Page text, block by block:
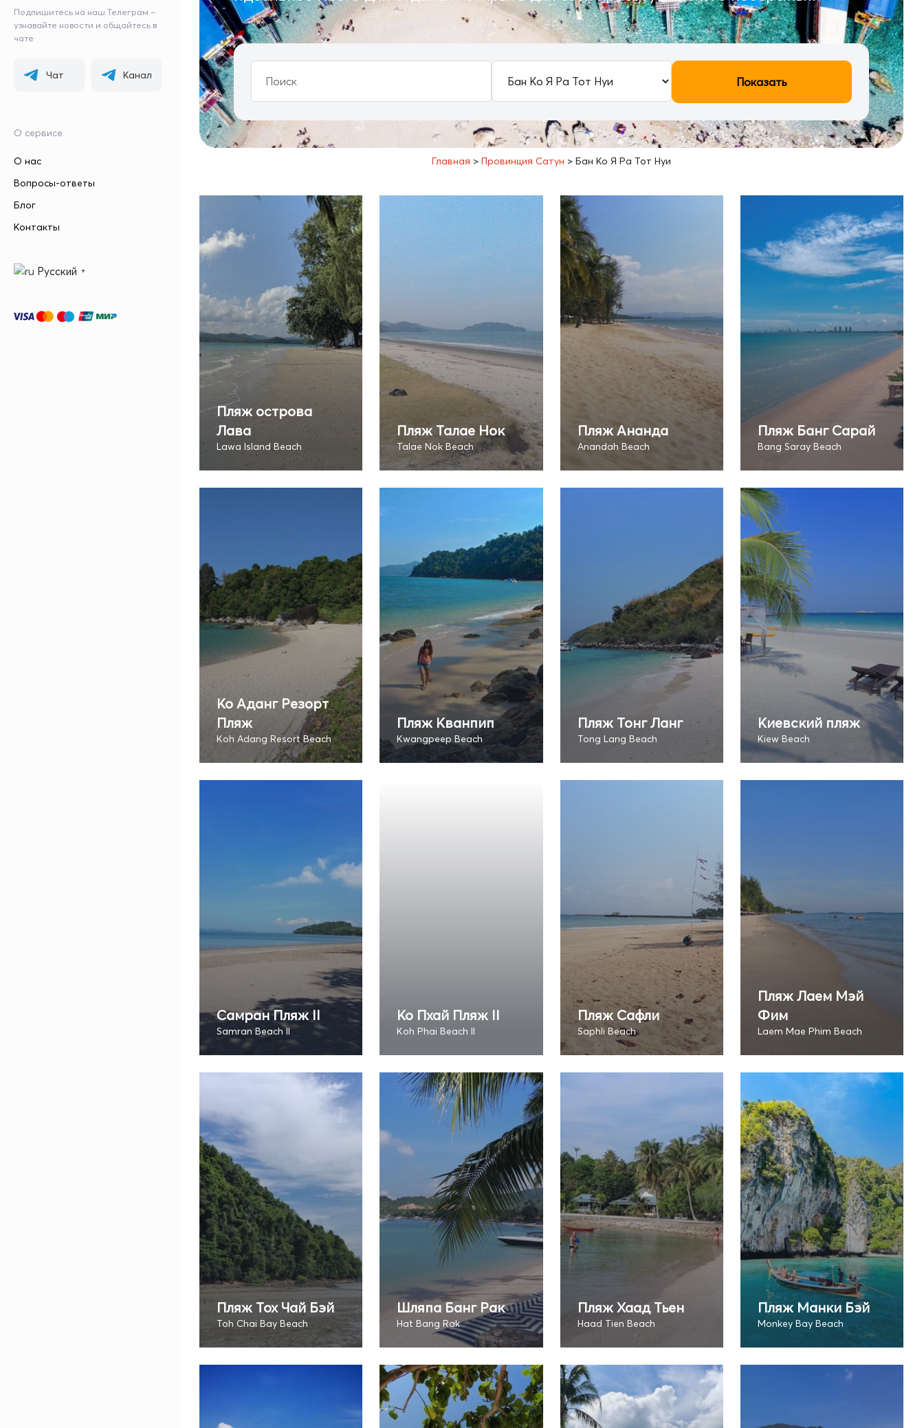
Подпишитесь на наш Телеграм –
узнавайте новости и общайтесь в
чате
Чат Канал
О сервисе
О нас
Вопросы-ответы
Блог
Контакты
Русский ▼
Показать
Главная > Провинция Сатун > Бан Ко Я Ра Тот Нуи
Пляж острова
Лава
Lawa Island Beach
Пляж Талае Нок
Talae Nok Beach
Пляж Ананда
Anandah Beach
Пляж Банг Сарай
Bang Saray Beach
Ко Аданг Резорт
Пляж
Koh Adang Resort Beach
Пляж Кванпип
Kwangpeep Beach
Пляж Тонг Ланг
Tong Lang Beach
Киевский пляж
Kiew Beach
Самран Пляж II
Samran Beach II
Ко Пхай Пляж II
Koh Phai Beach II
Пляж Сафли
Saphli Beach
Пляж Лаем Мэй
Фим
Laem Mae Phim Beach
Пляж Тох Чай Бэй
Toh Chai Bay Beach
Шляпа Банг Рак
Hat Bang Rak
Пляж Хаад Тьен
Haad Tien Beach
Пляж Манки Бэй
Monkey Bay Beach